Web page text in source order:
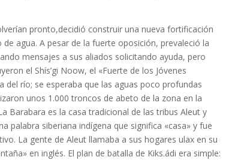
pronto,decidió construir una nueva fortificación
agua. A pesar de la fuerte oposición, prevaleció la
mensajes a sus aliados solicitando ayuda, pero
el Shís’gi Noow, el «Fuerte de los Jóvenes
río; se esperaba que las aguas poco profundas
unos 1.000 troncos de abeto de la zona en la
Barabara es la casa tradicional de las tribus Aleut y
palabra siberiana indígena que significa «casa» y fue
La gente de Aleut llamaba a sus hogares ulax en su
en inglés. El plan de batalla de Kiks.ádi era simple: